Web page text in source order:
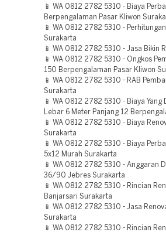
📱 WA 0812 2782 5310 - Biaya
Berpengalaman Pasar Kliwon
📱 WA 0812 2782 5310 -
Surakarta
📱 WA 0812 2782 5310 - Jasa Bikin
📱 WA 0812 2782 5310 - Ongkos
150 Berpengalaman Pasar Kliwon
📱 WA 0812 2782 5310 - RAB
Surakarta
📱 WA 0812 2782 5310 - Biaya
Lebar 6 Meter Panjang 12
📱 WA 0812 2782 5310 - Biaya
Surakarta
📱 WA 0812 2782 5310 - Biaya
5x12 Murah Surakarta
📱 WA 0812 2782 5310 - Anggaran
36/90 Jebres Surakarta
📱 WA 0812 2782 5310 - Rincian
Banjarsari Surakarta
📱 WA 0812 2782 5310 - Jasa
Surakarta
📱 WA 0812 2782 5310 - Rincian